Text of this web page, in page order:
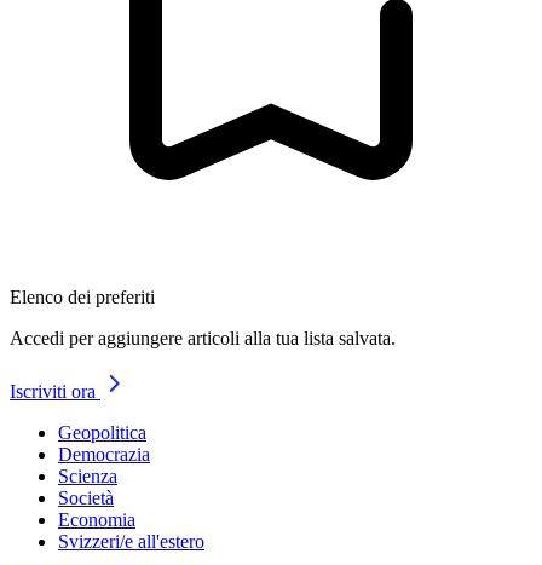
Elenco dei preferiti
Accedi per aggiungere articoli alla tua lista salvata.
Iscriviti ora
Geopolitica
Democrazia
Scienza
Società
Economia
Svizzeri/e all'estero